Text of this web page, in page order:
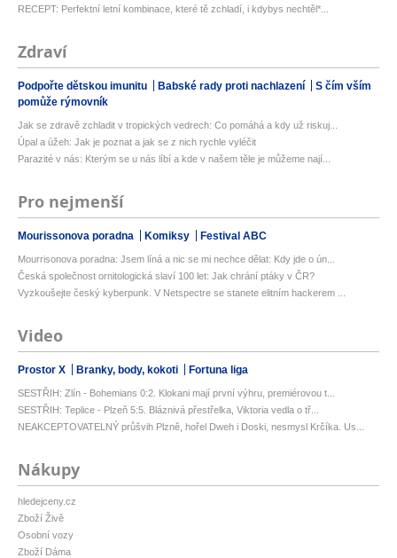
RECEPT: Perfektní letní kombinace, které tě zchladí, i kdybys nechtěl*...
Zdraví
Podpořte dětskou imunitu Babské rady proti nachlazení
S čím vším
pomůže rýmovník
Jak se zdravě zchladit v tropických vedrech: Co pomáhá a kdy už riskuj...
Úpal a úžeh: Jak je poznat a jak se z nich rychle vyléčit
Parazité v nás: Kterým se u nás líbí a kde v našem těle je můžeme nají...
Pro nejmenší
Mourissonova poradna Komiksy Festival ABC
Mourrisonova poradna: Jsem líná a nic se mi nechce dělat: Kdy jde o ún...
Česká společnost ornitologická slaví 100 let: Jak chrání ptáky v ČR?
Vyzkoušejte český kyberpunk. V Netspectre se stanete elitním hackerem ...
Video
Prostor X Branky, body, kokoti Fortuna liga
SESTŘIH: Zlín - Bohemians 0:2. Klokani mají první výhru, premiérovou t...
SESTŘIH: Teplice - Plzeň 5:5. Bláznivá přestřelka, Viktoria vedla o tř...
NEAKCEPTOVATELNÝ průšvih Plzně, hořel Dweh i Doski, nesmysl Krčíka. Us...
Nákupy
hledejceny.cz
Zboží Živě
Osobní vozy
Zboží Dáma